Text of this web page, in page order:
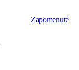
Zapomenuté